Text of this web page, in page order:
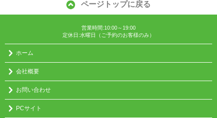
ページトップに戻る
営業時間:10:00～19:00
定休日:水曜日（ご予約のお客様のみ）
ホーム
会社概要
お問い合わせ
PCサイト